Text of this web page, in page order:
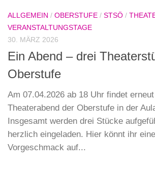
ALLGEMEIN / OBERSTUFE / STSÖ /
VERANSTALTUNGSTAGE
30. MÄRZ 2026
Ein Abend – drei
Oberstufe
Am 07.04.2026 ab 18 Uhr findet
Theaterabend der Oberstufe in der
Insgesamt werden drei Stücke
herzlich eingeladen. Hier könnt ihr
Vorgeschmack auf...